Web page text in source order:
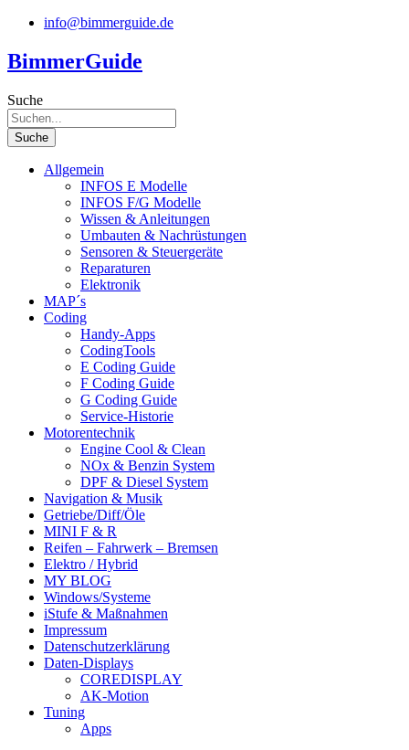
Zum
springen
info@bimmerguide.de
BimmerGuide
Suche
Suche
Allgemein
INFOS E Modelle
INFOS F/G Modelle
Wissen & Anleitungen
Umbauten & Nachrüstungen
Sensoren & Steuergeräte
Reparaturen
Elektronik
MAP´s
Coding
Handy-Apps
CodingTools
E Coding Guide
F Coding Guide
G Coding Guide
Service-Historie
Motorentechnik
Engine Cool & Clean
NOx & Benzin System
DPF & Diesel System
Navigation & Musik
Getriebe/Diff/Öle
MINI F & R
Reifen – Fahrwerk – Bremsen
Elektro / Hybrid
MY BLOG
Windows/Systeme
iStufe & Maßnahmen
Impressum
Datenschutzerklärung
Daten-Displays
COREDISPLAY
AK-Motion
Tuning
Apps